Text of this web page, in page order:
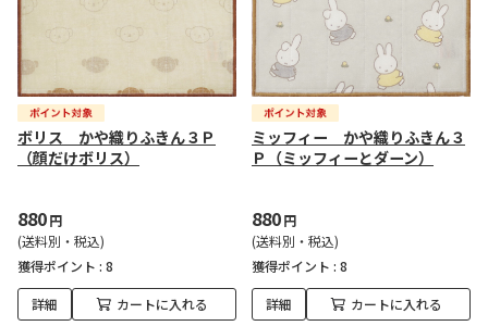
ボリス かや織りふきん３Ｐ
（顔だけボリス）
880円
(送料別・税込)
獲得ポイント : 8
詳細 カートに入れる
ミッフィー かや織りふきん３
Ｐ（ミッフィーとダーン）
880円
(送料別・税込)
獲得ポイント : 8
詳細 カートに入れる